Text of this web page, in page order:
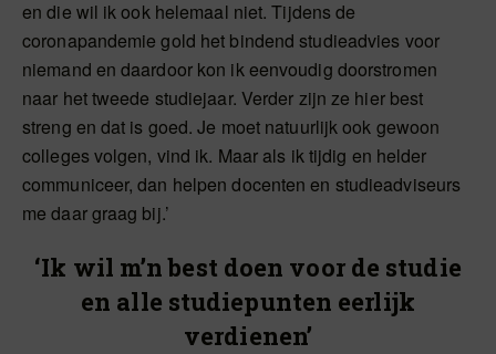
en die wil ik ook helemaal niet. Tijdens de
coronapandemie gold het bindend studieadvies voor
niemand en daardoor kon ik eenvoudig doorstromen
naar het tweede studiejaar. Verder zijn ze hier best
streng en dat is goed. Je moet natuurlijk ook gewoon
colleges volgen, vind ik. Maar als ik tijdig en helder
communiceer, dan helpen docenten en studieadviseurs
me daar graag bij.’
‘Ik wil m’n best doen voor de studie
en alle studiepunten eerlijk
verdienen’